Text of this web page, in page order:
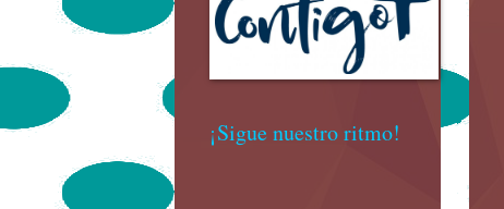
¡Sigue nuestro ritmo!